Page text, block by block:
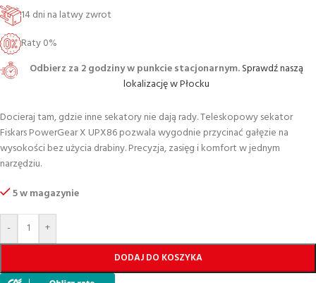
14 dni na latwy zwrot
Raty 0%
Odbierz za 2 godziny w punkcie stacjonarnym.Sprawdź naszą
lokalizację w Płocku
Docieraj tam, gdzie inne sekatory nie dają rady. Teleskopowy sekator
Fiskars PowerGear X UPX86 pozwala wygodnie przycinać gałęzie na
wysokości bez użycia drabiny. Precyzja, zasięg i komfort w jednym
narzędziu.
5 w magazynie
- +
DODAJ DO KOSZYKA